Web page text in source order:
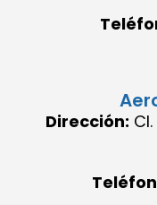
Dirección: